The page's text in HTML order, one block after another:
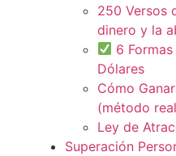
250 Versos
dinero y la
6
Dólares
Cómo
(método
Ley de
Superación